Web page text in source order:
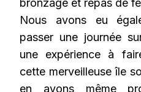
bronzage et repas de
Nous avons eu
passer une journée
une expérience à
cette merveilleuse île
en avons même